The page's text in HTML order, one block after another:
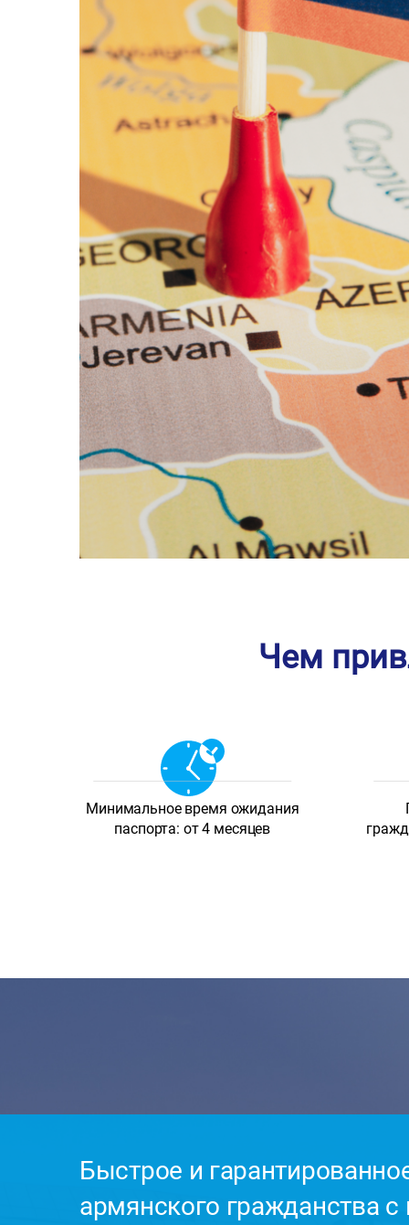
Чем
Минимальное время ожидания
паспорта: от 4 месяцев
Быстрое и
армянского гражданства